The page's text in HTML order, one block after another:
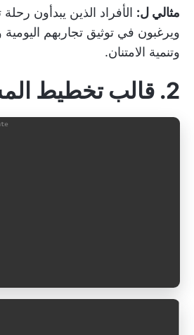
مثالي ل: الأفراد الذين يبدأون
ويرغبون في توثيق تجاربهم
وتنمية الامتنان.
2. قالب تخطيط المشروع